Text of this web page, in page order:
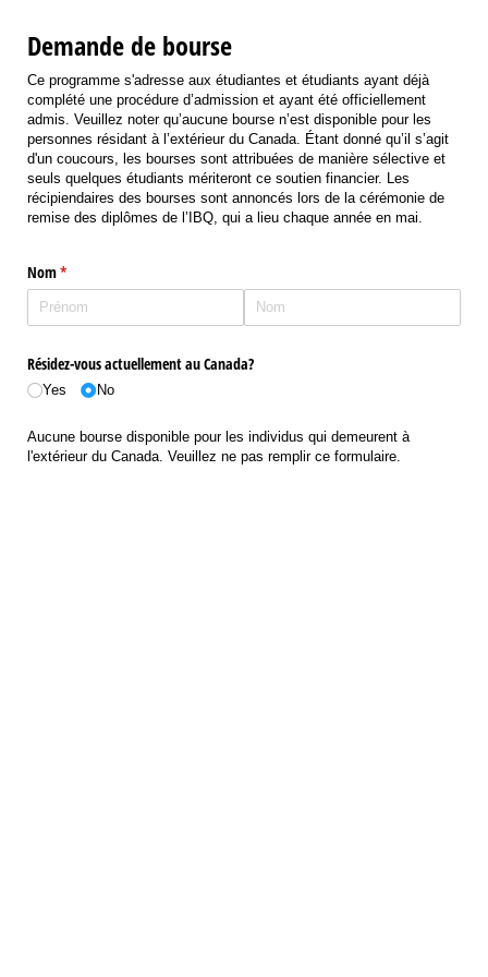
Demande de bourse
Ce programme s'adresse aux étudiantes et étudiants ayant déjà
complété une procédure d’admission et ayant été officiellement
admis. Veuillez noter qu’aucune bourse n’est disponible pour les
personnes résidant à l’extérieur du Canada. Étant donné qu’il s’agit
d'un coucours, les bourses sont attribuées de manière sélective et
seuls quelques étudiants mériteront ce soutien financier. Les
récipiendaires des bourses sont annoncés lors de la cérémonie de
remise des diplômes de l’IBQ, qui a lieu chaque année en mai.
Nom*
(requis)
Résidez-vous actuellement au Canada?
Yes No
Aucune bourse disponible pour les individus qui demeurent à
l'extérieur du Canada. Veuillez ne pas remplir ce formulaire.